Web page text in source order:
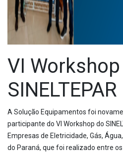
VI
SINELTEPAR
A Solução Equipamentos foi
participante do VI Workshop do
Empresas de Eletricidade, Gás,
do Paraná, que foi realizado entre